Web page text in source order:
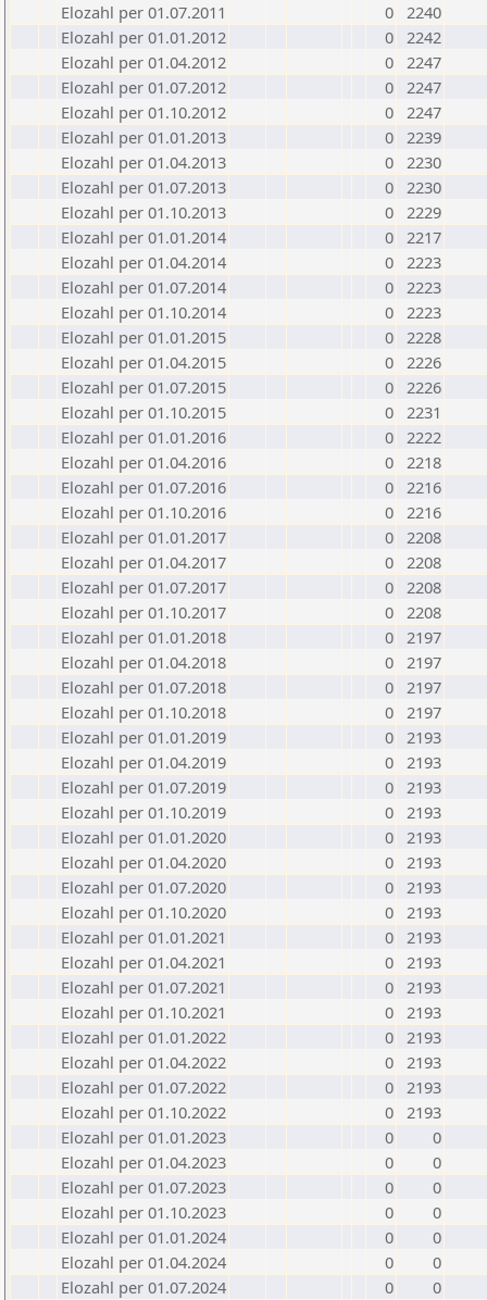
Elozahl per 01.07.2011
0 2240
Elozahl per 01.01.2012
0 2242
Elozahl per 01.04.2012
0 2247
Elozahl per 01.07.2012
0 2247
Elozahl per 01.10.2012
0 2247
Elozahl per 01.01.2013
0 2239
Elozahl per 01.04.2013
0 2230
Elozahl per 01.07.2013
0 2230
Elozahl per 01.10.2013
0 2229
Elozahl per 01.01.2014
0 2217
Elozahl per 01.04.2014
0 2223
Elozahl per 01.07.2014
0 2223
Elozahl per 01.10.2014
0 2223
Elozahl per 01.01.2015
0 2228
Elozahl per 01.04.2015
0 2226
Elozahl per 01.07.2015
0 2226
Elozahl per 01.10.2015
0 2231
Elozahl per 01.01.2016
0 2222
Elozahl per 01.04.2016
0 2218
Elozahl per 01.07.2016
0 2216
Elozahl per 01.10.2016
0 2216
Elozahl per 01.01.2017
0 2208
Elozahl per 01.04.2017
0 2208
Elozahl per 01.07.2017
0 2208
Elozahl per 01.10.2017
0 2208
Elozahl per 01.01.2018
0 2197
Elozahl per 01.04.2018
0 2197
Elozahl per 01.07.2018
0 2197
Elozahl per 01.10.2018
0 2197
Elozahl per 01.01.2019
0 2193
Elozahl per 01.04.2019
0 2193
Elozahl per 01.07.2019
0 2193
Elozahl per 01.10.2019
0 2193
Elozahl per 01.01.2020
0 2193
Elozahl per 01.04.2020
0 2193
Elozahl per 01.07.2020
0 2193
Elozahl per 01.10.2020
0 2193
Elozahl per 01.01.2021
0 2193
Elozahl per 01.04.2021
0 2193
Elozahl per 01.07.2021
0 2193
Elozahl per 01.10.2021
0 2193
Elozahl per 01.01.2022
0 2193
Elozahl per 01.04.2022
0 2193
Elozahl per 01.07.2022
0 2193
Elozahl per 01.10.2022
0 2193
Elozahl per 01.01.2023
0
0
Elozahl per 01.04.2023
0
0
Elozahl per 01.07.2023
0
0
Elozahl per 01.10.2023
0
0
Elozahl per 01.01.2024
0
0
Elozahl per 01.04.2024
0
0
Elozahl per 01.07.2024
0
0